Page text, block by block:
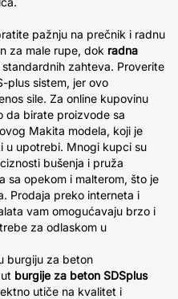
pažnju na prečnik i radnu
za male rupe, dok radna
zahteva. Proverite
plus sistem, jer ovo
sile. Za online kupovinu
da birate proizvode sa
Makita modela, koji je
u upotrebi. Mnogi kupci su
bušenja i pruža
sa opekom i malterom, što je
Prodaja preko interneta i
vam omogućavaju brzo i
za odlaskom u
burgiju za beton
burgije za beton SDSplus
utiče na kvalitet i